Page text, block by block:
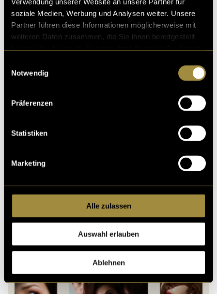
soziale Medien, Werbung und Analysen weiter. Unsere
Partner führen diese Informationen möglicherweise mit
weiteren Daten zusammen, die Sie ihnen bereitgestellt
Notwendig
Präferenzen
Statistiken
Marketing
Alle zulassen
Auswahl erlauben
Ablehnen